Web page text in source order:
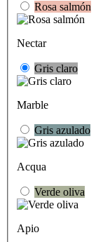
Rosa salmón
Nectar
Gris claro
Marble
Gris azulado
Acqua
Verde oliva
Apio